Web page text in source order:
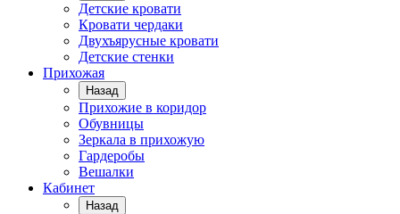
Детские кровати
Кровати чердаки
Двухъярусные кровати
Детские стенки
Прихожая
Назад
Прихожие в коридор
Обувницы
Зеркала в прихожую
Гардеробы
Вешалки
Кабинет
Назад